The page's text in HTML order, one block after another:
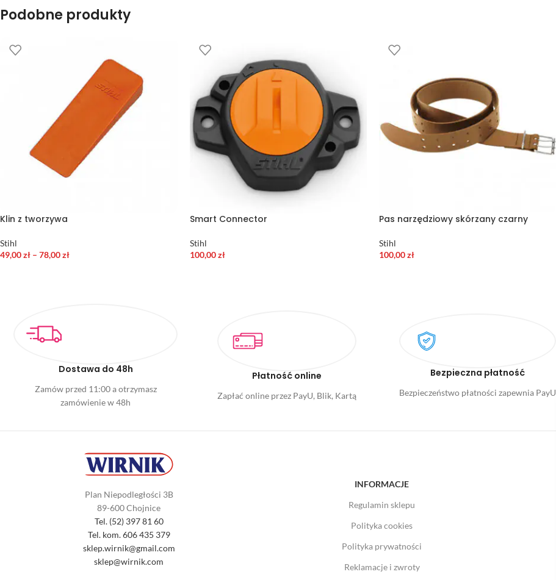
Podobne produkty
Klin z tworzywa
Stihl
49,00zł – 78,00zł
Smart Connector
Stihl
100,00zł
Pas narzędziowy skórzany czarny
Stihl
100,00zł
Dostawa do 48h
Zamów przed 11:00 a otrzymasz
zamówienie w 48h
Płatność online
Zapłać online przez PayU, Blik, Kartą
Bezpieczna płatność
Bezpieczeństwo płatności zapewnia PayU
Plan Niepodległości 3B
89-600 Chojnice
Tel. (52) 397 81 60
Tel. kom. 606 435 379
sklep.wirnik@gmail.com
sklep@wirnik.com
INFORMACJE
Regulamin sklepu
Polityka cookies
Polityka prywatności
Reklamacje i zwroty